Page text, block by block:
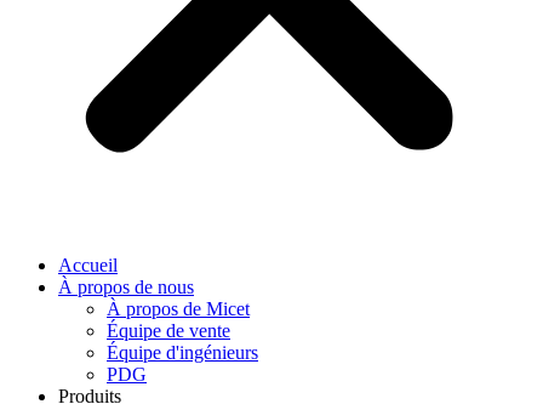
Accueil
À propos de nous
À propos de Micet
Équipe de vente
Équipe d'ingénieurs
PDG
Produits